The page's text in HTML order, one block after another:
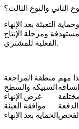
الثاني والنوع الثالث؟
ومرحلة الإنتاج
الفعلية للمشتري.
منطقة المراجعة مهم
السبيكة والسطح
غرض الإنهاء
موافقة العينة
الحماية بعد الإنهاء